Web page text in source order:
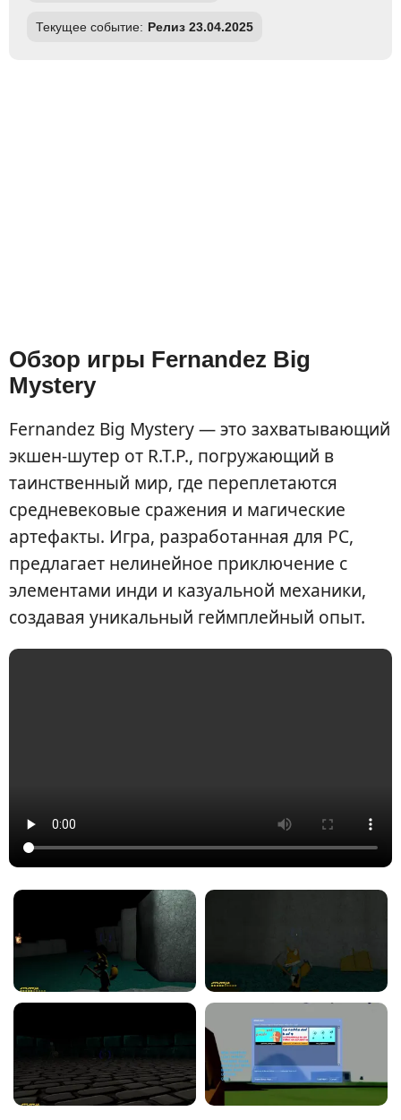
Текущее событие: Релиз 23.04.2025
Обзор игры Fernandez Big
Mystery
Fernandez Big Mystery — это захватывающий
экшен-шутер от R.T.P., погружающий в
таинственный мир, где переплетаются
средневековые сражения и магические
артефакты. Игра, разработанная для PC,
предлагает нелинейное приключение с
элементами инди и казуальной механики,
создавая уникальный геймплейный опыт.